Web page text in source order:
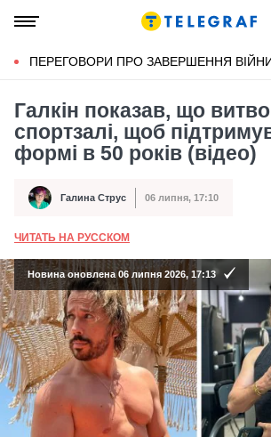
ПЕРЕГОВОРИ ПРО ЗАВЕРШЕННЯ ВІЙНИ
Галкін показав, що
спортзалі, щоб
формі в 50 років (відео)
Автор Галина Струс
Дата публікації 06 липня, 17:10
ЧИТАТЬ НА РУССКОМ
Новина оновлена 06 липня 2026, 17:13